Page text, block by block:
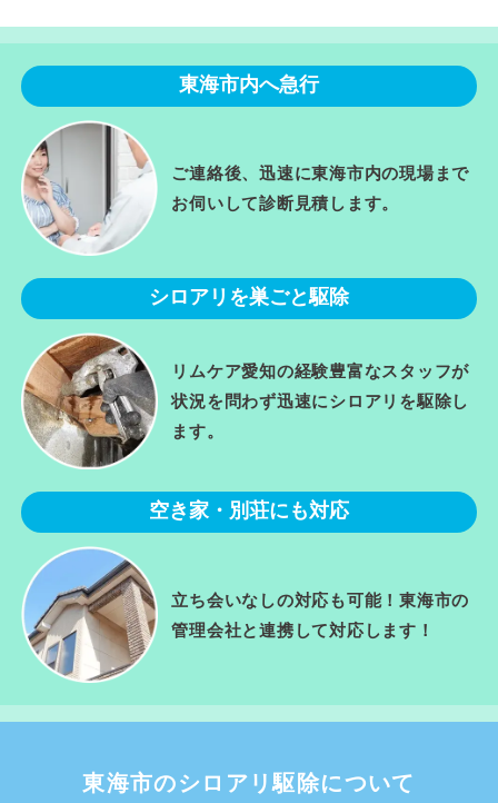
東海市内へ急行
ご連絡後、迅速に東海市内の現場まで
お伺いして診断見積します。
シロアリを巣ごと駆除
リムケア愛知の経験豊富なスタッフが
状況を問わず迅速にシロアリを駆除し
ます。
空き家・別荘にも対応
立ち会いなしの対応も可能！東海市の
管理会社と連携して対応します！
東海市のシロアリ駆除について